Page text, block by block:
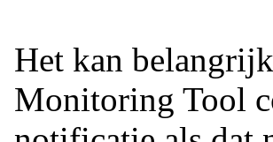
Het kan
Monitoring Tool